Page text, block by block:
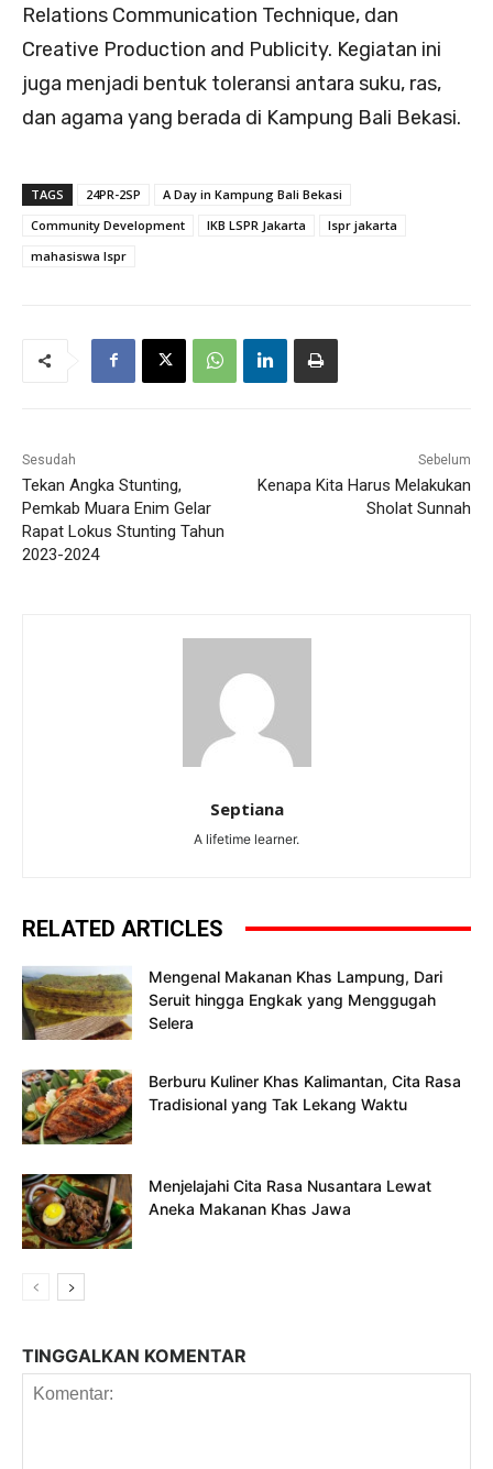
Relations Communication Technique, dan
Creative Production and Publicity. Kegiatan ini
juga menjadi bentuk toleransi antara suku, ras,
dan agama yang berada di Kampung Bali Bekasi.
TAGS 24PR-2SP
A Day in Kampung Bali Bekasi
Community Development
IKB LSPR Jakarta
lspr jakarta
mahasiswa lspr
Sesudah
Tekan Angka Stunting,
Pemkab Muara Enim Gelar
Rapat Lokus Stunting Tahun
2023-2024
Sebelum
Kenapa Kita Harus Melakukan
Sholat Sunnah
Septiana
A lifetime learner.
RELATED ARTICLES
Mengenal Makanan Khas Lampung, Dari
Seruit hingga Engkak yang Menggugah
Selera
Berburu Kuliner Khas Kalimantan, Cita Rasa
Tradisional yang Tak Lekang Waktu
Menjelajahi Cita Rasa Nusantara Lewat
Aneka Makanan Khas Jawa
TINGGALKAN KOMENTAR